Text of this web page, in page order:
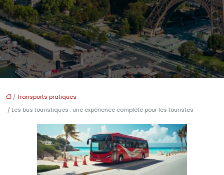
/Transports pratiques
/ Les bus touristiques : une expérience complète pour les touristes